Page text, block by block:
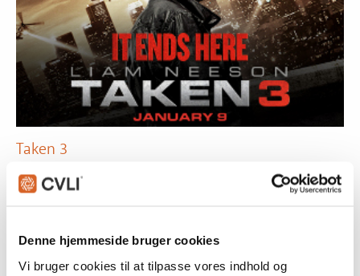
Denne hjemmeside bruger cookies
Vi bruger cookies til at tilpasse vores indhold og
Taken 3
Liam Neeson, Forest Whitaker, Famke Janssen, Maggie Grace
og Dougray Scott er alle sammen skuespillere i
SE MERE